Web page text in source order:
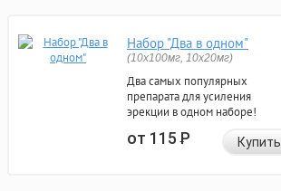
Набор "Два в одном"
(10x100мг, 10x20мг)
Два самых популярных
препарата для усиления
эрекции в одном наборе!
от 115Р Купить